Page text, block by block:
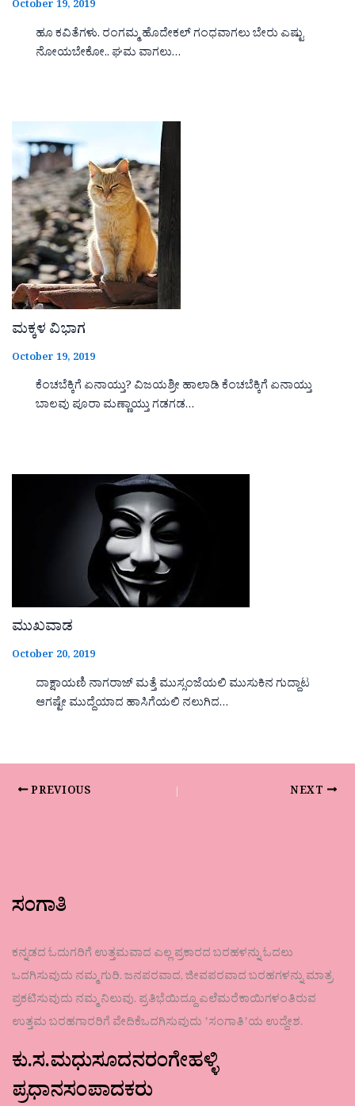
October 19, 2019
ಹೂ ಕವಿತೆಗಳು. ರಂಗಮ್ಮ ಹೊದೇಕಲ್ ಗಂಧವಾಗಲು ಬೇರು ಎಷ್ಟು
ನೋಯಬೇಕೋ.. ಘಮ ವಾಗಲು…
ಮಕ್ಕಳ ವಿಭಾಗ
October 19, 2019
ಕೆಂಚಬೆಕ್ಕಿಗೆ ಏನಾಯ್ತು? ವಿಜಯಶ್ರೀ ಹಾಲಾಡಿ ಕೆಂಚಬೆಕ್ಕಿಗೆ ಏನಾಯ್ತು
ಬಾಲವು ಪೂರಾ ಮಣ್ಣಾಯ್ತು ಗಡಗಡ…
ಮುಖವಾಡ
October 20, 2019
ದಾಕ್ಷಾಯಣಿ ನಾಗರಾಜ್ ಮತ್ತೆ ಮುಸ್ಸಂಜೆಯಲಿ ಮುಸುಕಿನ ಗುದ್ದಾಟ
ಆಗಷ್ಟೇ ಮುದ್ದೆಯಾದ ಹಾಸಿಗೆಯಲಿ ನಲುಗಿದ…
PREVIOUS NEXT
ಸಂಗಾತಿ
ಕನ್ನಡದ ಓದುಗರಿಗೆ ಉತ್ತಮವಾದ ಎಲ್ಲ ಪ್ರಕಾರದ ಬರಹಳನ್ನು ಓದಲು
ಒದಗಿಸುವುದು ನಮ್ಮ ಗುರಿ. ಜನಪರವಾದ, ಜೀವಪರವಾದ ಬರಹಗಳನ್ನು ಮಾತ್ರ
ಪ್ರಕಟಿಸುವುದು ನಮ್ಮ ನಿಲುವು. ಪ್ರತಿಭೆಯಿದ್ದೂ ಎಲೆಮರೆಕಾಯಿಗಳಂತಿರುವ
ಉತ್ತಮ ಬರಹಗಾರರಿಗೆ ವೇದಿಕೆಒದಗಿಸುವುದು ʼಸಂಗಾತಿʼಯ ಉದ್ದೇಶ.
ಕು.ಸ.ಮಧುಸೂದನರಂಗೇಹಳ್ಳಿ
ಪ್ರಧಾನಸಂಪಾದಕರು